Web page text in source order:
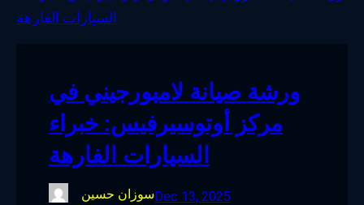
o
m
ورشة صيانة لامبورجيني في
مركز أوتوسيرفيس: خبراء
السيارات الفارهة
سوزان حسينDec 13, 2025